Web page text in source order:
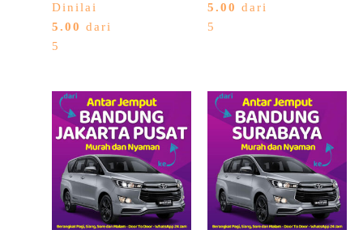
Dinilai
5.00 dari
5
5.00 dari
5